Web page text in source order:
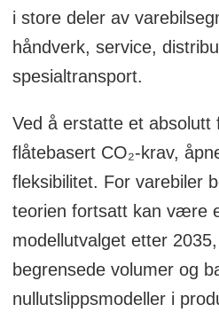
i store deler av
håndverk, service,
spesialtransport.
Ved å erstatte et absolutt
flåtebasert CO₂-krav,
fleksibilitet. For varebiler
teorien fortsatt kan være
modellutvalget etter
begrensede volumer og
nullutslippsmodeller i